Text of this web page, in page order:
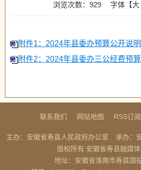
浏览次数： 929 字体【大
附件1：2024年县委办预算公开说
附件2：2024年县委办三公经费预
联系我们 网站地图 RSS订阅
主办：安徽省寿县人民政府办公室
承办：
版权所有:安徽省寿县融媒
地址：安徽省淮南市寿县国